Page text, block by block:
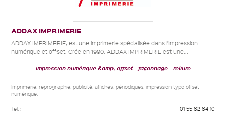
ADDAX IMPRIMERIE
ADDAX IMPRIMERIE, est une imprimerie spécialisée dans l’impression
numérique et offset. Crée en 1990, ADDAX IMPRIMERIE est une...
impression numérique &amp; offset façonnage reliure
Imprimerie, reprographie, publicité, affiches, périodiques, impression typo offset
numérique.
Tel. : 01 55 82 84 10